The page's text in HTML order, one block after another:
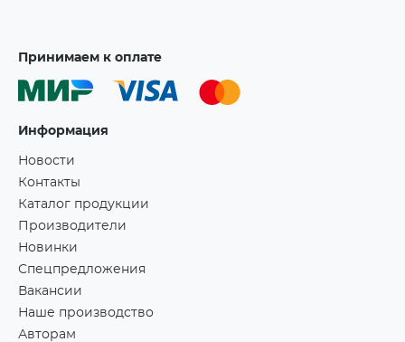
Принимаем к оплате
Информация
Новости
Контакты
Каталог продукции
Производители
Новинки
Спецпредложения
Вакансии
Наше производство
Авторам